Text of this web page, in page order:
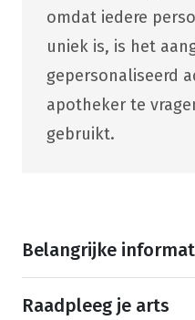
omdat iedere
uniek is, is het
gepersonaliseerd
apotheker te
gebruikt.
Belangrijke
Raadpleeg je arts